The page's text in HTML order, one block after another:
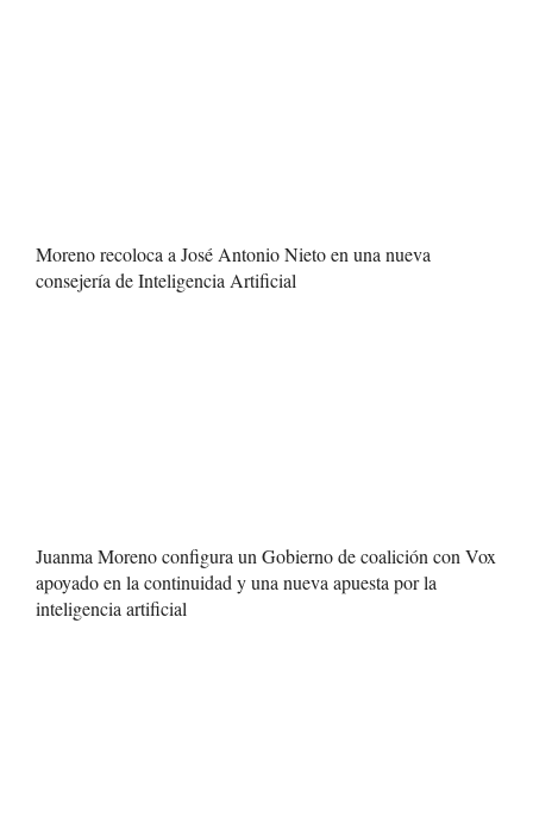
Moreno recoloca a José Antonio Nieto en una nueva
consejería de Inteligencia Artificial
Juanma Moreno configura un Gobierno de coalición con Vox
apoyado en la continuidad y una nueva apuesta por la
inteligencia artificial